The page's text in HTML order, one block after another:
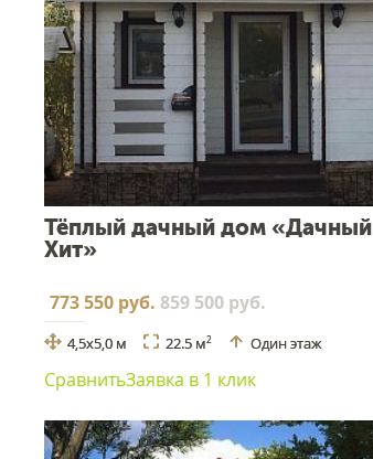
Тёплый дачный дом «Дачный
Хит»
773 550 руб. 859 500 руб.
4,5х5,0 м 22.5 м2 Один этаж
СравнитьЗаявка в 1 клик